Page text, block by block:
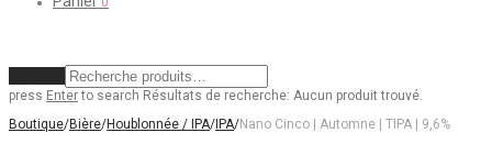
press Enterto search Résultats de recherche: Aucun produit trouvé.
Boutique/Bière/Houblonnée / IPA/ IPA/Nano Cinco | Automne | TIPA | 9,6%